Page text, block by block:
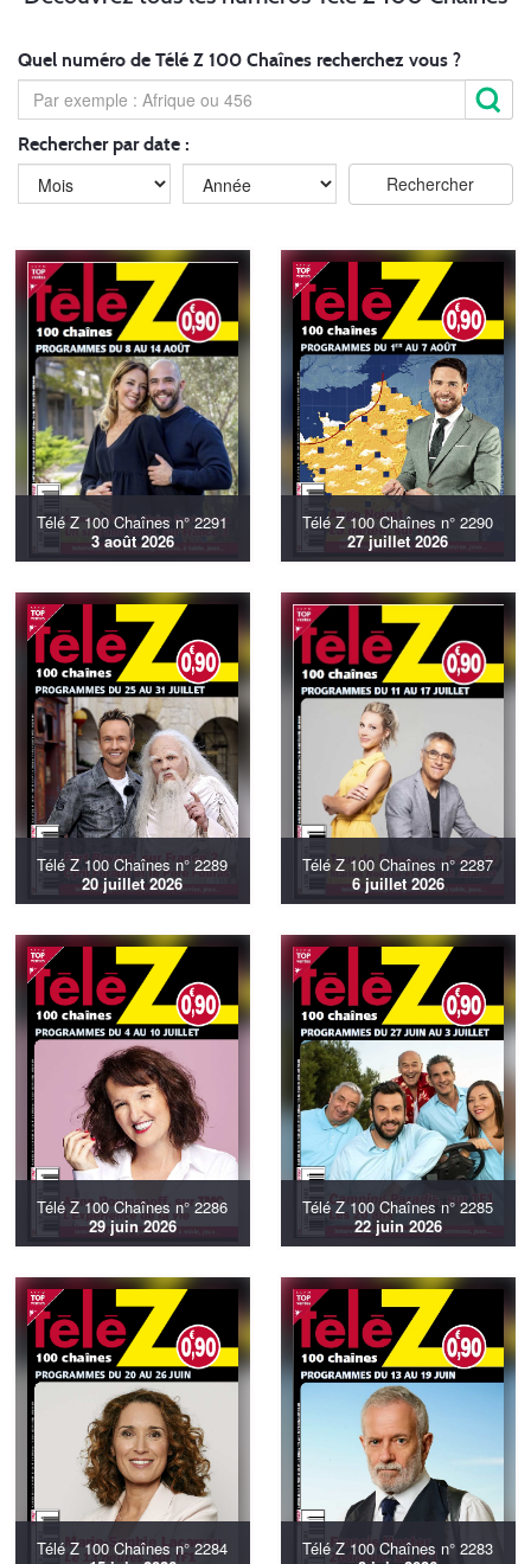
Quel numéro de Télé Z 100 Chaînes recherchez vous ?
Rechercher par date :
Télé Z 100 Chaînes n° 2291
3 août 2026
Télé Z 100 Chaînes n° 2290
27 juillet 2026
Télé Z 100 Chaînes n° 2289
20 juillet 2026
Télé Z 100 Chaînes n° 2287
6 juillet 2026
Télé Z 100 Chaînes n° 2286
29 juin 2026
Télé Z 100 Chaînes n° 2285
22 juin 2026
Télé Z 100 Chaînes n° 2284
Télé Z 100 Chaînes n° 2283